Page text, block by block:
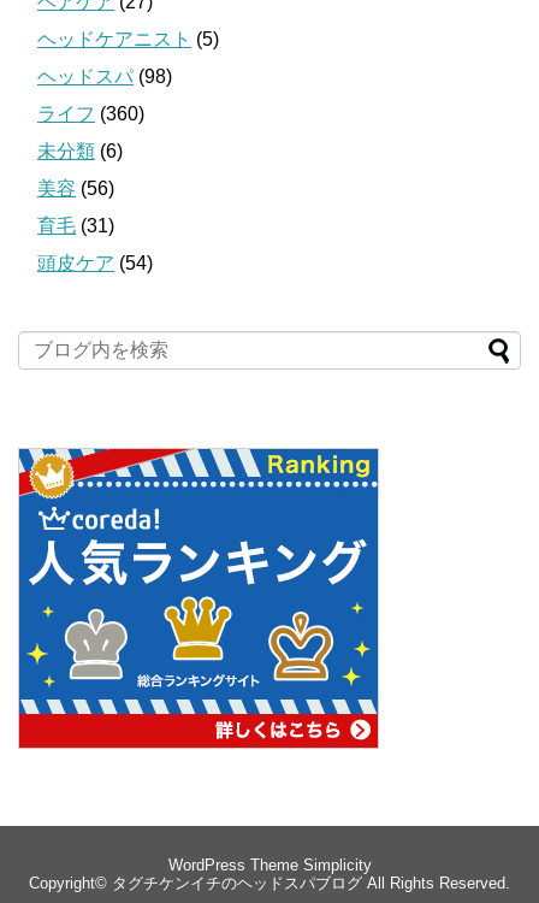
ヘッドケアニスト (5)
ヘッドスパ (98)
ライフ (360)
未分類 (6)
美容 (56)
育毛 (31)
頭皮ケア (54)
WordPress Theme Simplicity
Copyright© タグチケンイチのヘッドスパブログ All Rights Reserved.